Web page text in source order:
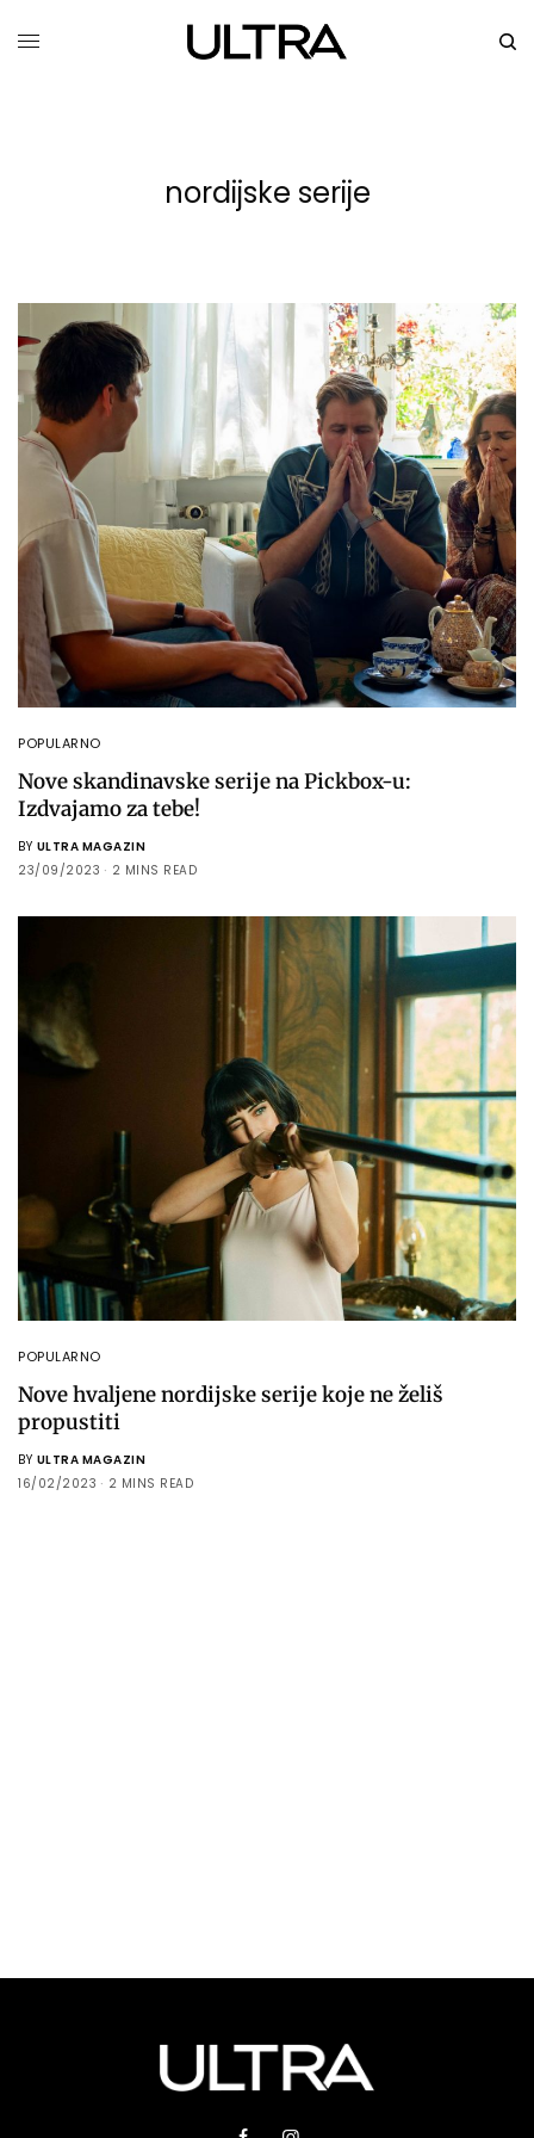
nordijske serije
POPULARNO
Nove skandinavske serije na Pickbox-u:
Izdvajamo za tebe!
BY ULTRA MAGAZIN
23/09/2023
2 MINS READ
POPULARNO
Nove hvaljene nordijske serije koje ne želiš
propustiti
BY ULTRA MAGAZIN
16/02/2023
2 MINS READ